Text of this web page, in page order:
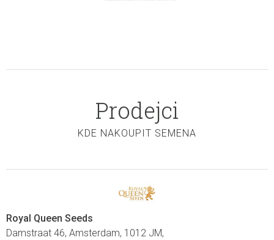
Prodejci
KDE NAKOUPIT SEMENA
Royal Queen Seeds
Damstraat 46, Amsterdam, 1012 JM,